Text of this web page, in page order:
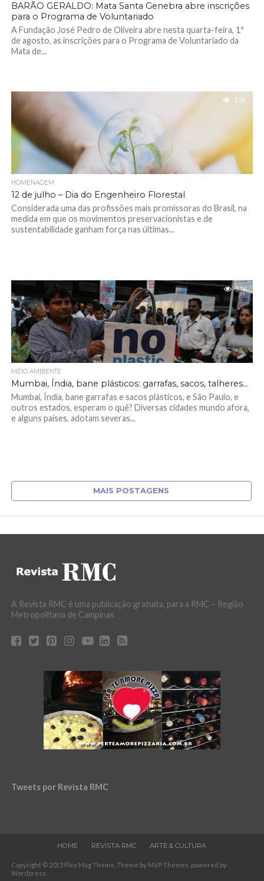
BARÃO GERALDO: Mata Santa Genebra abre inscrições
para o Programa de Voluntariado
A Fundação José Pedro de Oliveira abre nesta quarta-feira, 1º
de agosto, as inscrições para o Programa de Voluntariado da
Mata de...
3.3K
HOMENAGEM
12 de julho – Dia do Engenheiro Florestal
Considerada uma das profissões mais promissoras do Brasil, na
medida em que os movimentos preservacionistas e de
sustentabilidade ganham força nas últimas...
3.1K
MEIO AMBIENTE
Mumbai, Índia, bane plásticos: garrafas, sacos, talheres…
Mumbai, Índia, bane garrafas e sacos plásticos, e São Paulo, e
outros estados, esperam o quê? Diversas cidades mundo afora,
e alguns países, adotam severas...
MAIS POSTAGENS
A Revista RMC é uma publicação gratuita, para a RMC – Região
Metropolitana de Campinas
Tweets por Revista RMC
HOME REVISTA RMC ARTE & CULTURA
Copyright © 2015 Flex Mag Theme. Theme by MVP Themes, powered by
Wordpress.